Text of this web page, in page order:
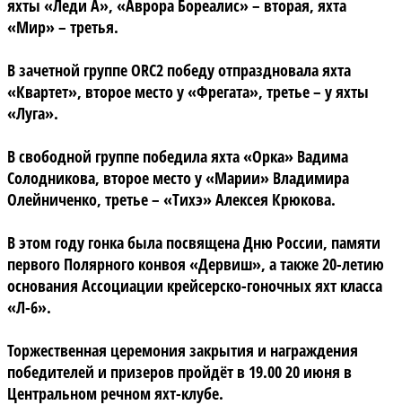
яхты «Леди А», «Аврора Бореалис» – вторая, яхта
«Мир» – третья.
В зачетной группе ORC2 победу отпраздновала яхта
«Квартет», второе место у «Фрегата», третье – у яхты
«Луга».
В свободной группе победила яхта «Орка» Вадима
Солодникова, второе место у «Марии» Владимира
Олейниченко, третье – «Тихэ» Алексея Крюкова.
В этом году гонка была посвящена Дню России, памяти
первого Полярного конвоя «Дервиш», а также 20-летию
основания Ассоциации крейсерско-гоночных яхт класса
«Л-6».
Торжественная церемония закрытия и награждения
победителей и призеров пройдёт в 19.00 20 июня в
Центральном речном яхт-клубе.